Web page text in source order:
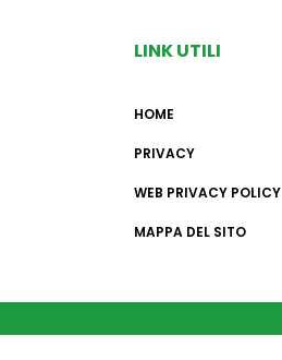
LINK UTILI
HOME
PRIVACY
WEB PRIVACY POLICY
MAPPA DEL SITO